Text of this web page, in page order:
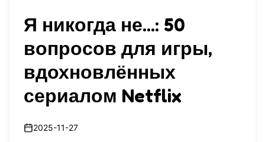
Я никогда не...: 50
вопросов для игры,
вдохновлённых
сериалом Netflix
2025-11-27